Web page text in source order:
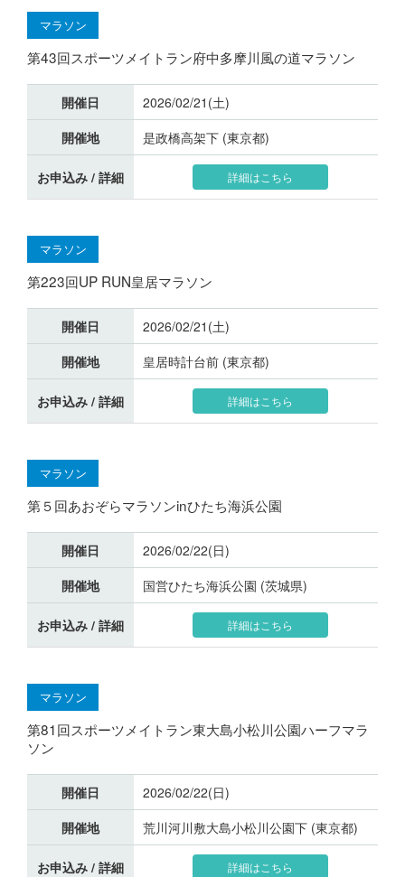
マラソン
第43回スポーツメイトラン府中多摩川風の道マラソン
開催日
2026/02/21(土)
開催地
是政橋高架下 (東京都)
お申込み / 詳細 詳細はこちら
マラソン
第223回UP RUN皇居マラソン
開催日
2026/02/21(土)
開催地
皇居時計台前 (東京都)
お申込み / 詳細 詳細はこちら
マラソン
第５回あおぞらマラソンinひたち海浜公園
開催日
2026/02/22(日)
開催地
国営ひたち海浜公園 (茨城県)
お申込み / 詳細 詳細はこちら
マラソン
第81回スポーツメイトラン東大島小松川公園ハーフマラ
ソン
開催日
2026/02/22(日)
開催地
荒川河川敷大島小松川公園下 (東京都)
お申込み / 詳細 詳細はこちら